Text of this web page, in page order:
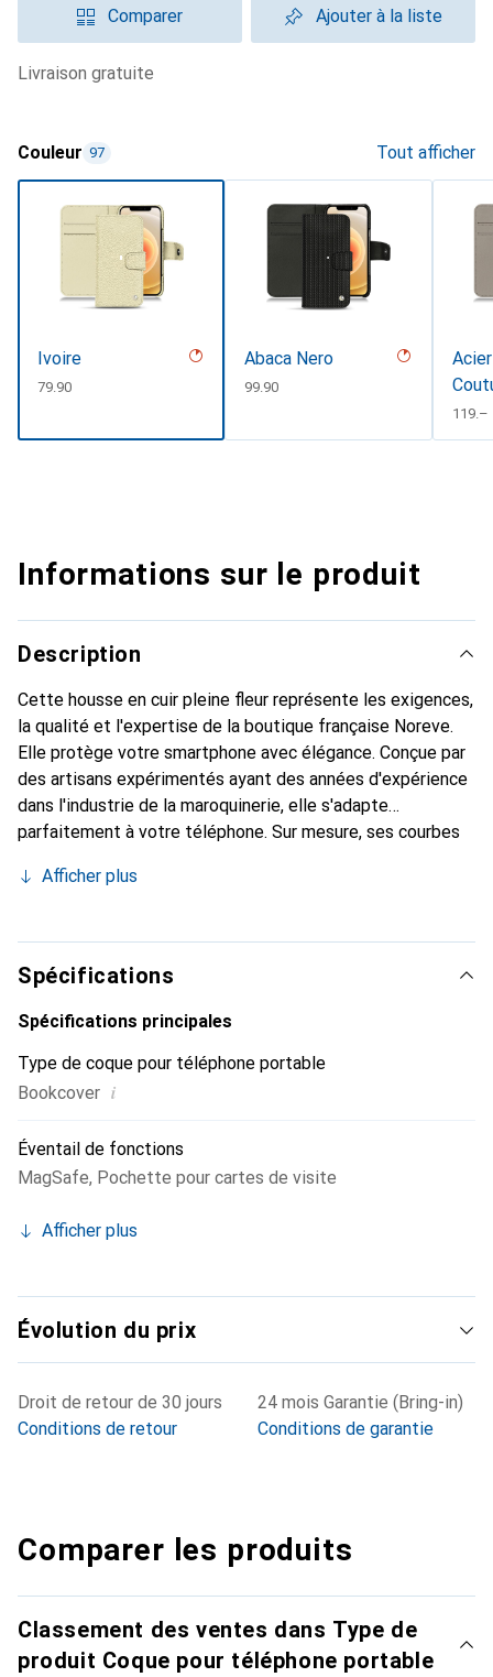
Comparer Ajouter à la liste
livraison gratuite
Couleur 97 Tout afficher
Ivoire
CHF
79.90
Abaca Nero
CHF
99.90
CHF
119.–
Informations sur le produit
Description
Cette housse en cuir pleine fleur représente les exigences,
la qualité et l'expertise de la boutique française Noreve.
Elle protège votre smartphone avec élégance. Conçue par
des artisans expérimentés ayant des années d'expérience
dans l'industrie de la maroquinerie, elle s'adapte
parfaitement à votre téléphone. Sur mesure, ses courbes
l'accessoire chic et indispensable pour votre smartphone.
haute qualité, la marque Noreve est un choix fiable pour
une clientèle exigeante.
Afficher plus
Spécifications
Spécifications principales
Type de coque pour téléphone portable
Bookcover i
Éventail de fonctions
MagSafe, Pochette pour cartes de visite
Afficher plus
Évolution du prix
Droit de retour de 30 jours
Conditions de retour
24 mois Garantie (Bring-in)
Conditions de garantie
Comparer les produits
Classement des ventes dans Type de
produit Coque pour téléphone portable